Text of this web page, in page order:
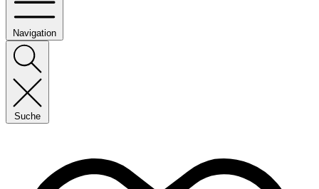
Navigation
Suche